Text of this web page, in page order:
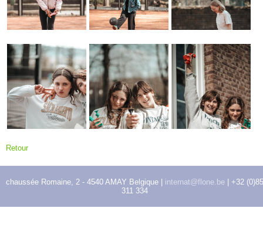
Retour
chaussée Romaine, 2 - 4540 AMAY Belgique | internat@flone.be| +32 (0)85
311 334